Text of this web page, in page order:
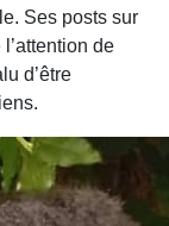
Ses posts sur
de
d’être